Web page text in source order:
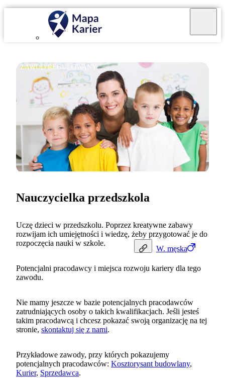
ZAWÓD REGULOWANY
W. męska
Nauczycielka przedszkola
Uczę dzieci w przedszkolu. Poprzez kreatywne zabawy
rozwijam ich umiejętności i wiedzę, żeby przygotować je do
rozpoczęcia nauki w szkole.
Potencjalni pracodawcy i miejsca rozwoju kariery dla tego
zawodu.
Nie mamy jeszcze w bazie potencjalnych pracodawców
zatrudniających osoby o takich kwalifikacjach. Jeśli jesteś
takim pracodawcą i chcesz pokazać swoją organizację na tej
stronie, skontaktuj się z nami.
Przykładowe zawody, przy których pokazujemy
potencjalnych pracodawców: Kosztorysant budowlany,
Kurier, Sprzedawca.